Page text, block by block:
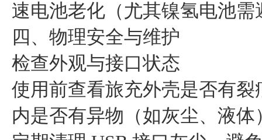
速电池老化（尤其镍氢电池需
四、物理安全与维护
检查外观与接口状态
使用前查看旅充外壳是否有
内是否有异物（如灰尘、液